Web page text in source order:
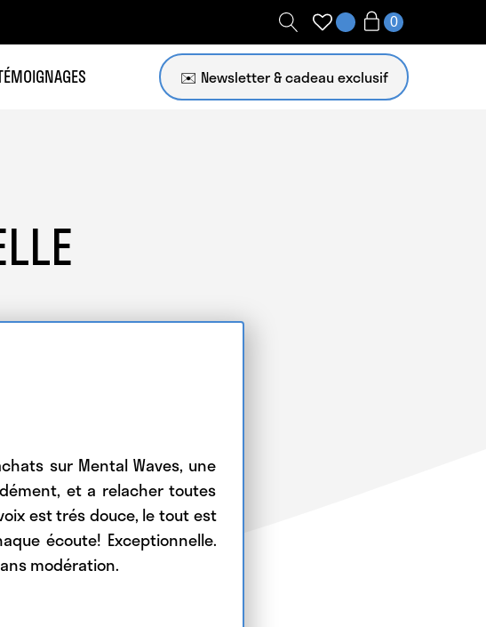
✉️ Newsletter
sur Mental Waves, une
et a relacher toutes
est trés douce, le tout est
écoute! Exceptionnelle.
modération.